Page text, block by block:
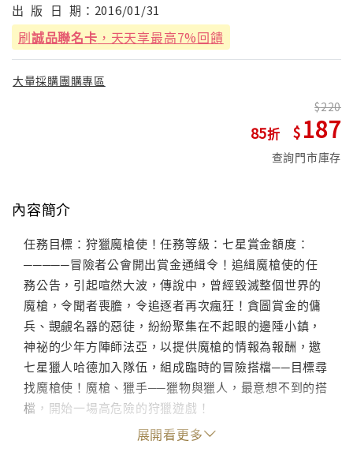
出 版 日 期： 2016/01/31
刷誠品聯名卡 ，天天享最高7%回饋
大量採購團購專區
85
220
187
查詢門市庫存
內容簡介
任務目標：狩獵魔槍使！任務等級：七星賞金額度：
─────冒險者公會開出賞金通緝令！追緝魔槍使的任
務公告，引起喧然大波，傳說中，曾經毀滅整個世界的
魔槍，令聞者喪膽，令追逐者再次瘋狂！貪圖賞金的傭
兵、覬覦名器的惡徒，紛紛聚集在不起眼的邊陲小鎮，
神祕的少年方陣師法亞，以提供魔槍的情報為報酬，邀
七星獵人哈德加入隊伍，組成臨時的冒險搭檔──目標尋
找魔槍使！魔槍、獵手──獵物與獵人，最意想不到的搭
檔，開始一場高危險的狩獵遊戲！
展開看更多